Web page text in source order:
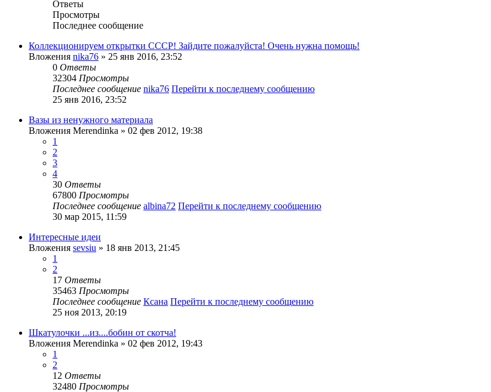
Ответы
Просмотры
Последнее сообщение
Коллекционируем открытки СССР! Зайдите пожалуйста! Очень нужна помощь!
Вложения nika76 » 25 янв 2016, 23:52
0 Ответы
32304 Просмотры
Последнее сообщение nika76 Перейти к последнему сообщению
25 янв 2016, 23:52
Вазы из ненужного материала
Вложения Merendinka » 02 фев 2012, 19:38
1
2
3
4
30 Ответы
67800 Просмотры
Последнее сообщение albina72 Перейти к последнему сообщению
30 мар 2015, 11:59
Интересные идеи
Вложения sevsiu » 18 янв 2013, 21:45
1
2
17 Ответы
35463 Просмотры
Последнее сообщение Ксана Перейти к последнему сообщению
25 ноя 2013, 20:19
Шкатулочки ...из....бобин от скотча!
Вложения Merendinka » 02 фев 2012, 19:43
1
2
12 Ответы
32480 Просмотры